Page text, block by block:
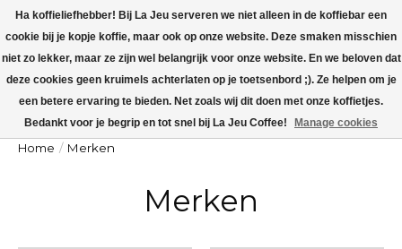
La Jeu is dicht v.a maandag 27 juli t/m zondag 9 augustus. Op maandag 10
augustus worden alle koffieorders verzonden!
Home / Merken
Merken
Ha koffieliefhebber! Bij La Jeu serveren we niet alleen in de koffiebar een
cookie bij je kopje koffie, maar ook op onze website. Deze smaken misschien
niet zo lekker, maar ze zijn wel belangrijk voor onze website. En we beloven dat
deze cookies geen kruimels achterlaten op je toetsenbord ;). Ze helpen om je
een betere ervaring te bieden. Net zoals wij dit doen met onze koffietjes.
Bedankt voor je begrip en tot snel bij La Jeu Coffee!
Manage cookies